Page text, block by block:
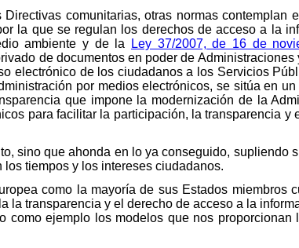
comunitarias, otras normas contemplan
la que se regulan los derechos de acceso a la
ambiente y de la
Ley 37/2007, de 16 de
de documentos en poder de Administraciones
electrónico de los ciudadanos a los Servicios
por medios electrónicos, se sitúa en un
que impone la modernización de la
para facilitar la participación, la transparencia y
sino que ahonda en lo ya conseguido, supliendo
tiempos y los intereses ciudadanos.
como la mayoría de sus Estados miembros
transparencia y el derecho de acceso a la
como ejemplo los modelos que nos proporcionan